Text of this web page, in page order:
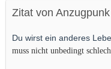
Zitat von Anzugpunk
Du wirst ein anderes
muss nicht unbedingt